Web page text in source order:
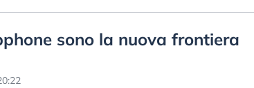
sono la nuova frontiera